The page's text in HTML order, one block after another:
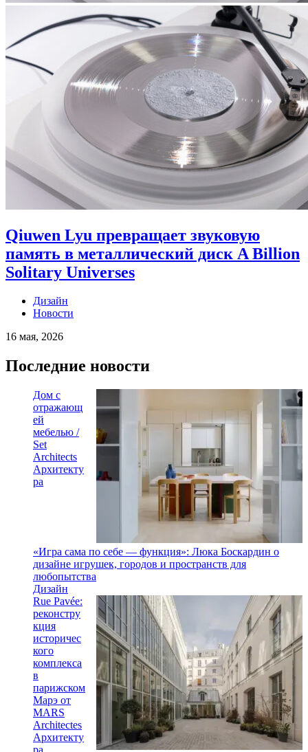
Qiuwen Lyu превращает звуковую
память в металлический диск A Billion
Solitary Universes
Дизайн
Новости
16 мая, 2026
Последние новости
Дом с
отражающ
ей
мебелью /
Set
Architects
Архитекту
ра
«Игра сама по себе — функция»: Люка Боскардин о
дизайне игрушек, городов и пространств для
любопытства
Дизайн
Rue Pavée:
реконстру
кция
историчес
кого
комплекса
в
парижском
Марэ от
MARS
Architectes
Архитекту